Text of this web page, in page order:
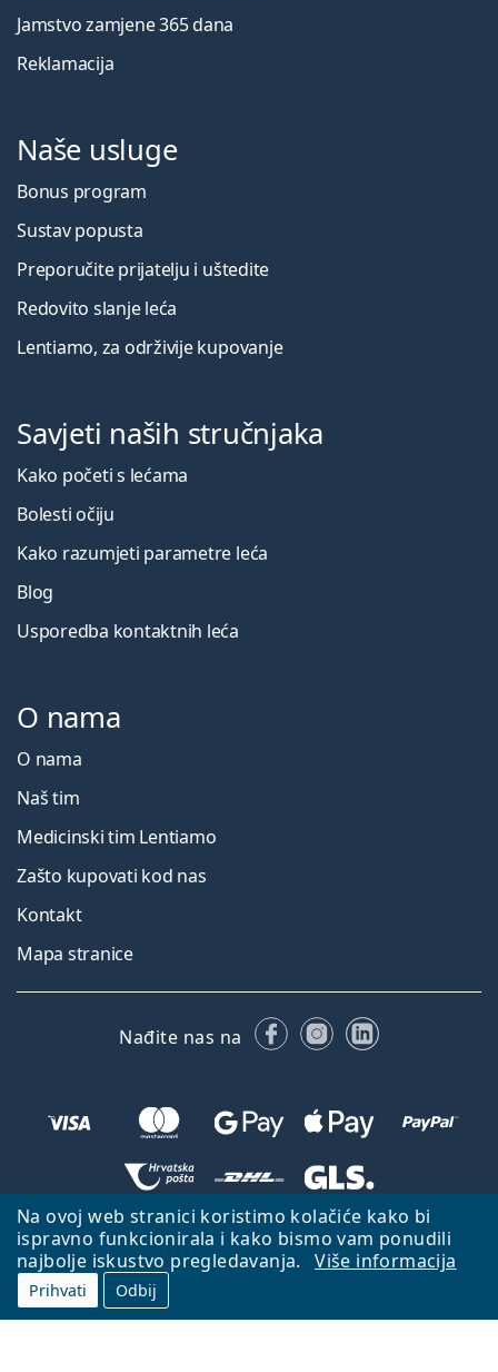
Na ovoj web stranici koristimo kolačiće kako bi
ispravno funkcionirala i kako bismo vam ponudili
najbolje iskustvo pregledavanja.
Više informacija
Prihvati Odbij
Jamstvo zamjene 365 dana
Reklamacija
Naše usluge
Bonus program
Sustav popusta
Preporučite prijatelju i uštedite
Redovito slanje leća
Lentiamo, za održivije kupovanje
Savjeti naših stručnjaka
Kako početi s lećama
Bolesti očiju
Kako razumjeti parametre leća
Blog
Usporedba kontaktnih leća
O nama
O nama
Naš tim
Medicinski tim Lentiamo
Zašto kupovati kod nas
Kontakt
Mapa stranice
Nađite nas na FacebookuInstagramu
LinkedIn
Natrag na početnu stranicu
Idi gore
Lentiamo.hr je u vlasništvu i upravljanju tvrtke Lentiamo s.r.o., Češka
Republika